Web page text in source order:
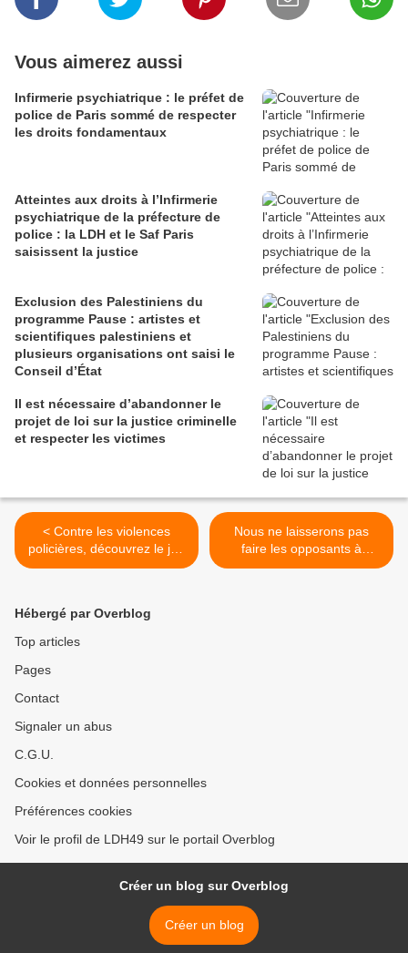
Vous aimerez aussi
Infirmerie psychiatrique : le préfet de
police de Paris sommé de respecter
les droits fondamentaux
Atteintes aux droits à l’Infirmerie
psychiatrique de la préfecture de
police : la LDH et le Saf Paris
saisissent la justice
Exclusion des Palestiniens du
programme Pause : artistes et
scientifiques palestiniens et
plusieurs organisations ont saisi le
Conseil d’État
Il est nécessaire d’abandonner le
projet de loi sur la justice criminelle
et respecter les victimes
< Contre les violences
policières, découvrez le jeu
de société “On lâche rien !”
Nous ne laisserons pas
faire les opposants à
l’avortement ! >
Hébergé par Overblog
Top articles
Pages
Contact
Signaler un abus
C.G.U.
Cookies et données personnelles
Préférences cookies
Voir le profil de LDH49 sur le portail Overblog
Créer un blog sur Overblog
Créer un blog